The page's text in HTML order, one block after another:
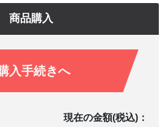
商品購入
入手続きへ
現在の金額(税込)：